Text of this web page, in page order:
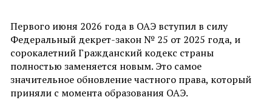
Первого июня 2026 года в ОАЭ вступил в силу
Федеральный декрет-закон № 25 от 2025 года, и
сорокалетний Гражданский кодекс страны
полностью заменяется новым. Это самое
значительное обновление частного права, который
приняли с момента образования ОАЭ.